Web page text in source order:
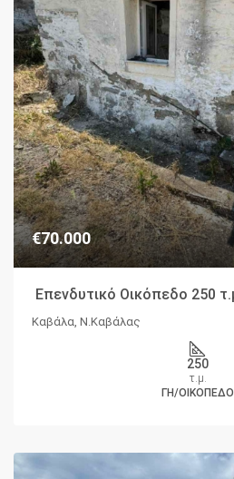
€70.000
Καβάλα, Ν.Καβάλας
250
τ.μ.
ΓΗ/ΟΙΚΌΠΕΔΟ